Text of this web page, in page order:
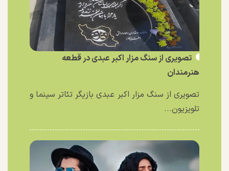
تصویری از سنگ مزار اکبر عبدی در قطعه
هنرمندان
تصویری از سنگ مزار اکبر عبدی بازیگر تئاتر سینما و
تلویزیون...